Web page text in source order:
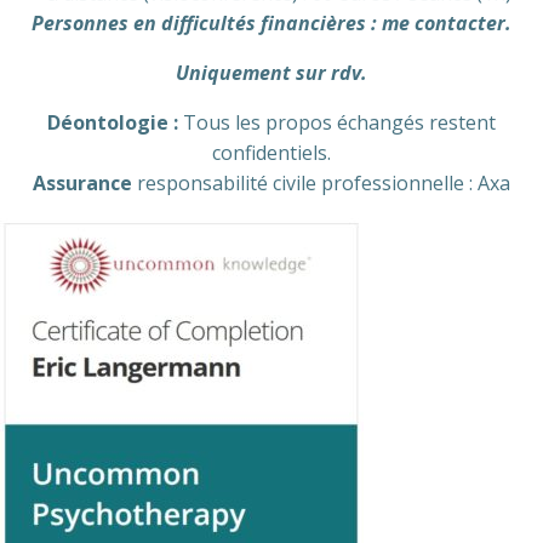
Personnes en difficultés financières : me contacter.
Uniquement sur rdv.
Déontologie : Tous les propos échangés restent
confidentiels.
Assurance responsabilité civile professionnelle : Axa